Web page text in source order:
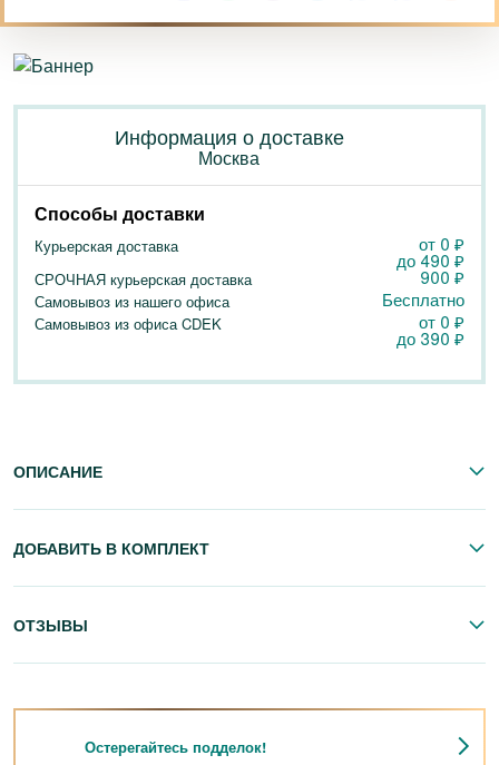
Информация о доставке
Москва
Способы доставки
Курьерская доставка от 0 ₽
до 490 ₽
СРОЧНАЯ курьерская доставка 900 ₽
Самовывоз из нашего офиса Бесплатно
Самовывоз из офиса CDEK от 0 ₽
до 390 ₽
ОПИСАНИЕ
ДОБАВИТЬ В КОМПЛЕКТ
ОТЗЫВЫ
Остерегайтесь подделок!